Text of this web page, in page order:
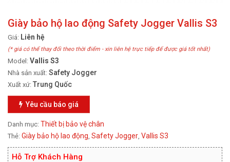
Giày bảo hộ lao động Safety Jogger Vallis S3
Giá: Liên hệ
(* giá có thể thay đổi theo thời điểm - xin liên hệ trực tiếp để được giá tốt nhất)
Model: Vallis S3
Nhà sản xuất: Safety Jogger
Xuất xứ: Trung Quốc
Yêu cầu báo giá
Danh mục: Thiết bị bảo vệ chân
Thẻ: Giày bảo hộ lao động, Safety Jogger, Vallis S3
Hỗ Trợ Khách Hàng